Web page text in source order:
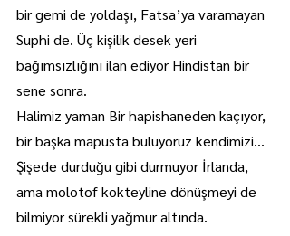
bir gemi de yoldaşı, Fatsa’ya varamayan
Suphi de. Üç kişilik desek yeri
bağımsızlığını ilan ediyor Hindistan bir
sene sonra.
Halimiz yaman Bir hapishaneden kaçıyor,
bir başka mapusta buluyoruz kendimizi…
Şişede durduğu gibi durmuyor İrlanda,
ama molotof kokteyline dönüşmeyi de
bilmiyor sürekli yağmur altında.